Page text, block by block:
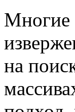
Многие
на